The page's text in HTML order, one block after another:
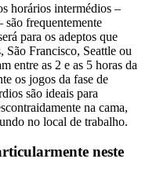
horários intermédios –
frequentemente
para os adeptos que
São Francisco, Seattle ou
entre as 2 e as 5 horas da
os jogos da fase de
são ideais para
na cama,
no local de trabalho.
neste